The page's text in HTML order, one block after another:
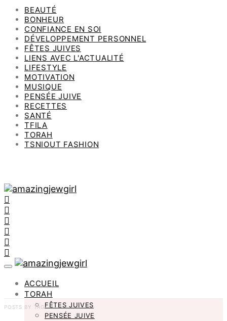
BEAUTÉ
BONHEUR
CONFIANCE EN SOI
DÉVELOPPEMENT PERSONNEL
FÊTES JUIVES
LIENS AVEC L'ACTUALITÉ
LIFESTYLE
MOTIVATION
MUSIQUE
PENSÉE JUIVE
RECETTES
SANTÉ
TFILA
TORAH
TSNIOUT FASHION
ACCUEIL
TORAH
FÊTES JUIVES
PENSÉE JUIVE
POSTS BY TAG